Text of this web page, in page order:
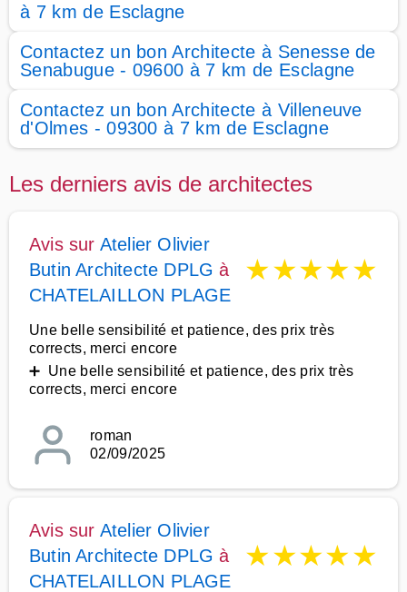
à 7 km de Esclagne
Contactez un bon Architecte à Senesse de
Senabugue - 09600 à 7 km de Esclagne
Contactez un bon Architecte à Villeneuve
d'Olmes - 09300 à 7 km de Esclagne
Les derniers avis de architectes
Avis sur Atelier Olivier
Butin Architecte DPLG à
CHATELAILLON PLAGE
★★★★★
Une belle sensibilité et patience, des prix très
corrects, merci encore
➕ Une belle sensibilité et patience, des prix très
corrects, merci encore
roman
02/09/2025
Avis sur Atelier Olivier
Butin Architecte DPLG à
CHATELAILLON PLAGE
★★★★★